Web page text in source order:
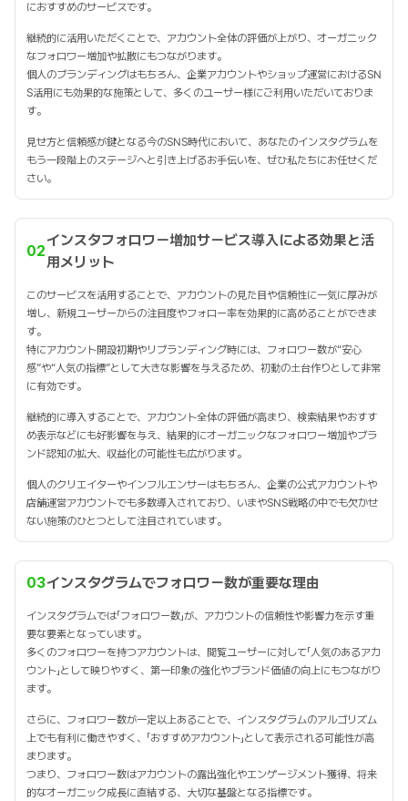
におすすめのサービスです。
継続的に活用いただくことで、アカウント全体の評価が上がり、オーガニック
なフォロワー増加や拡散にもつながります。
個人のブランディングはもちろん、企業アカウントやショップ運営におけるSN
S活用にも効果的な施策として、多くのユーザー様にご利用いただいておりま
す。
見せ方と信頼感が鍵となる今のSNS時代において、あなたのインスタグラムを
もう一段階上のステージへと引き上げるお手伝いを、ぜひ私たちにお任せくだ
さい。
02
インスタフォロワー増加サービス導入による効果と活
用メリット
このサービスを活用することで、アカウントの見た目や信頼性に一気に厚みが
増し、新規ユーザーからの注目度やフォロー率を効果的に高めることができま
す。
特にアカウント開設初期やリブランディング時には、フォロワー数が“安心
感”や“人気の指標”として大きな影響を与えるため、初動の土台作りとして非常
に有効です。
継続的に導入することで、アカウント全体の評価が高まり、検索結果やおすす
め表示などにも好影響を与え、結果的にオーガニックなフォロワー増加やブラ
ンド認知の拡大、収益化の可能性も広がります。
個人のクリエイターやインフルエンサーはもちろん、企業の公式アカウントや
店舗運営アカウントでも多数導入されており、いまやSNS戦略の中でも欠かせ
ない施策のひとつとして注目されています。
03インスタグラムでフォロワー数が重要な理由
インスタグラムでは「フォロワー数」が、アカウントの信頼性や影響力を示す重
要な要素となっています。
多くのフォロワーを持つアカウントは、閲覧ユーザーに対して「人気のあるアカ
ウント」として映りやすく、第一印象の強化やブランド価値の向上にもつながり
ます。
さらに、フォロワー数が一定以上あることで、インスタグラムのアルゴリズム
上でも有利に働きやすく、「おすすめアカウント」として表示される可能性が高
まります。
つまり、フォロワー数はアカウントの露出強化やエンゲージメント獲得、将来
的なオーガニック成長に直結する、大切な基盤となる指標です。